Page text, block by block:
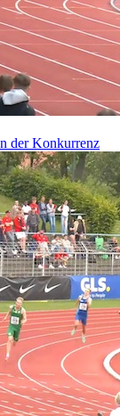
der Konkurrenz